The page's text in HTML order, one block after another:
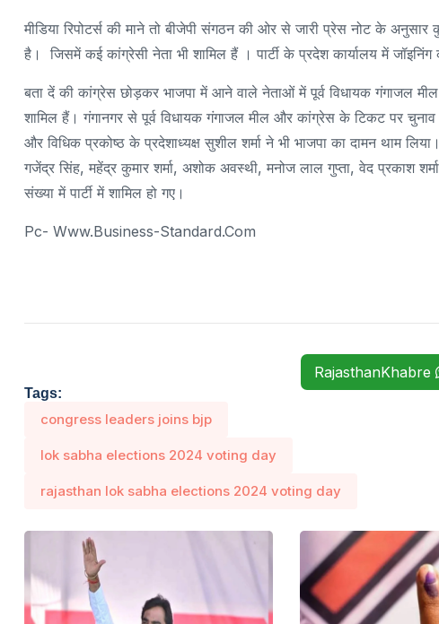
मीडिया रिपोटर्स की माने तो बीजेपी संगठन की ओर से जारी प्रेस नोट के
है। जिसमें कई कांग्रेसी नेता भी शामिल हैं । पार्टी के प्रदेश कार्यालय में
बता दें की कांग्रेस छोड़कर भाजपा में आने वाले नेताओं में पूर्व विधायक गंगाजल
शामिल हैं। गंगानगर से पूर्व विधायक गंगाजल मील और कांग्रेस के टिकट पर
और विधिक प्रकोष्ठ के प्रदेशाध्यक्ष सुशील शर्मा ने भी भाजपा का दामन थाम
गजेंद्र सिंह, महेंद्र कुमार शर्मा, अशोक अवस्थी, मनोज लाल गुप्ता, वेद प्रकाश
संख्या में पार्टी में शामिल हो गए।
Pc- Www.business-Standard.com
RajasthanKhabre
Tags:
congress leaders joins bjp
lok sabha elections 2024 voting day
rajasthan lok sabha elections 2024 voting day